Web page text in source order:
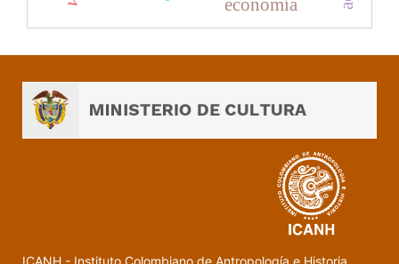
ICANH - Instituto Colombiano de Antropología e Historia